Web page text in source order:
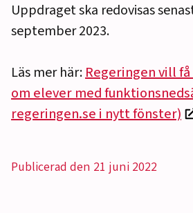
Uppdraget ska redovisas
september 2023.
Läs mer här:Regeringen vill
om elever med
regeringen.se i nytt fönster)
Publicerad den 21 juni 2022